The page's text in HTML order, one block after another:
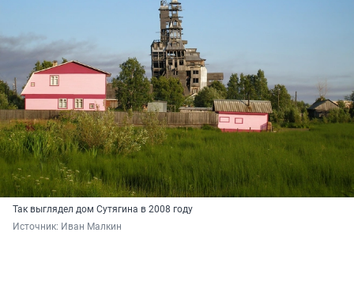
Так выглядел дом Сутягина в 2008 году
Источник: Иван Малкин